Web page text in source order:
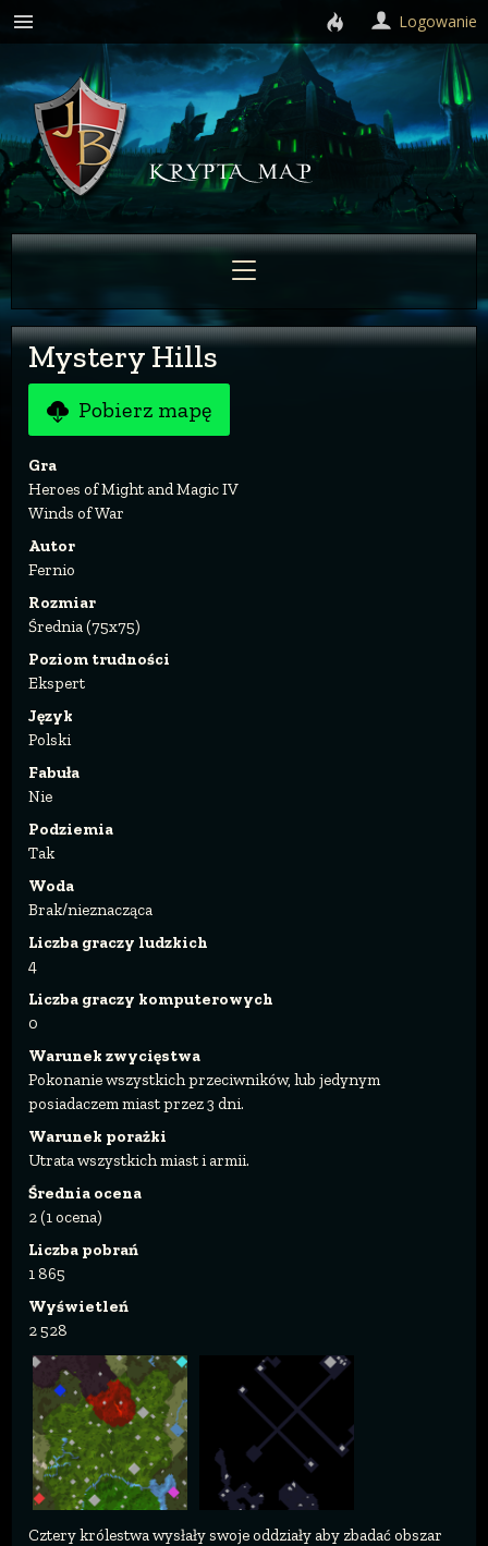
Mystery Hills
Pobierz mapę
Gra
Heroes of Might and Magic IV
Winds of War
Autor
Fernio
Rozmiar
Średnia (75x75)
Poziom trudności
Ekspert
Język
Polski
Fabuła
Nie
Podziemia
Tak
Woda
Brak/nieznacząca
Liczba graczy ludzkich
4
Liczba graczy komputerowych
0
Warunek zwycięstwa
Pokonanie wszystkich przeciwników, lub jedynym
posiadaczem miast przez 3 dni.
Warunek porażki
Utrata wszystkich miast i armii.
Średnia ocena
2 (1 ocena)
Liczba pobrań
1 865
Wyświetleń
2 528
Cztery królestwa wysłały swoje oddziały aby zbadać obszar
Logowanie